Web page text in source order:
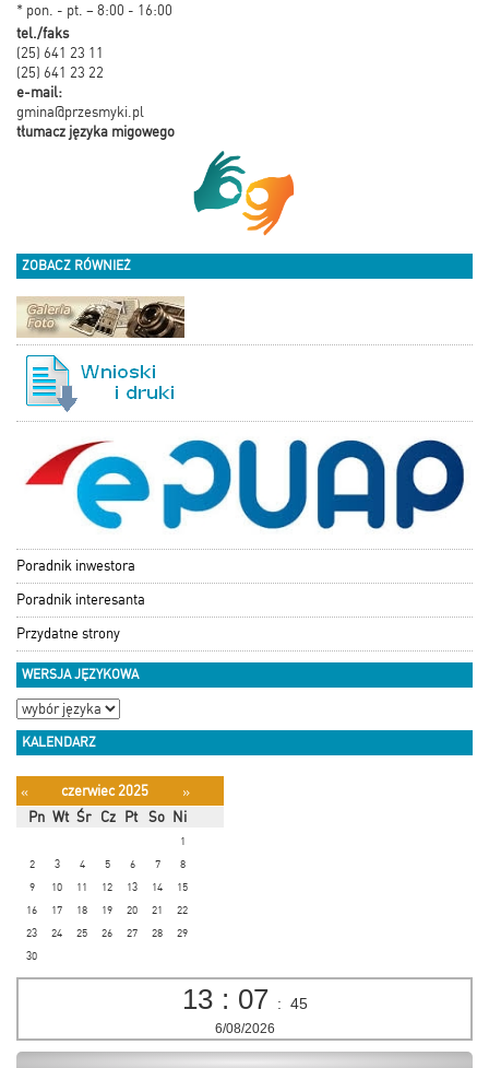
* pon. - pt. – 8:00 - 16:00
tel./faks
(25) 641 23 11
(25) 641 23 22
e-mail:
gmina@przesmyki.pl
tłumacz języka migowego
ZOBACZ RÓWNIEŻ
Poradnik inwestora
Poradnik interesanta
Przydatne strony
WERSJA JĘZYKOWA
KALENDARZ
« czerwiec 2025
»
Pn Wt Śr Cz Pt So Ni
1
2
3 4 5 6 7
8
9
10 11 12 13 14
15
16
17 18 19 20 21
22
23
24 25 26 27 28
29
30
13 : 07 : 46
6/08/2026